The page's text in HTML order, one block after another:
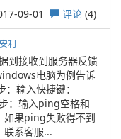
09-01 评论 (4)
利
到接收到服务器反馈
电脑为例告诉
输入快捷键：
：输入ping空格和
如果ping失败得不到
联系客服...